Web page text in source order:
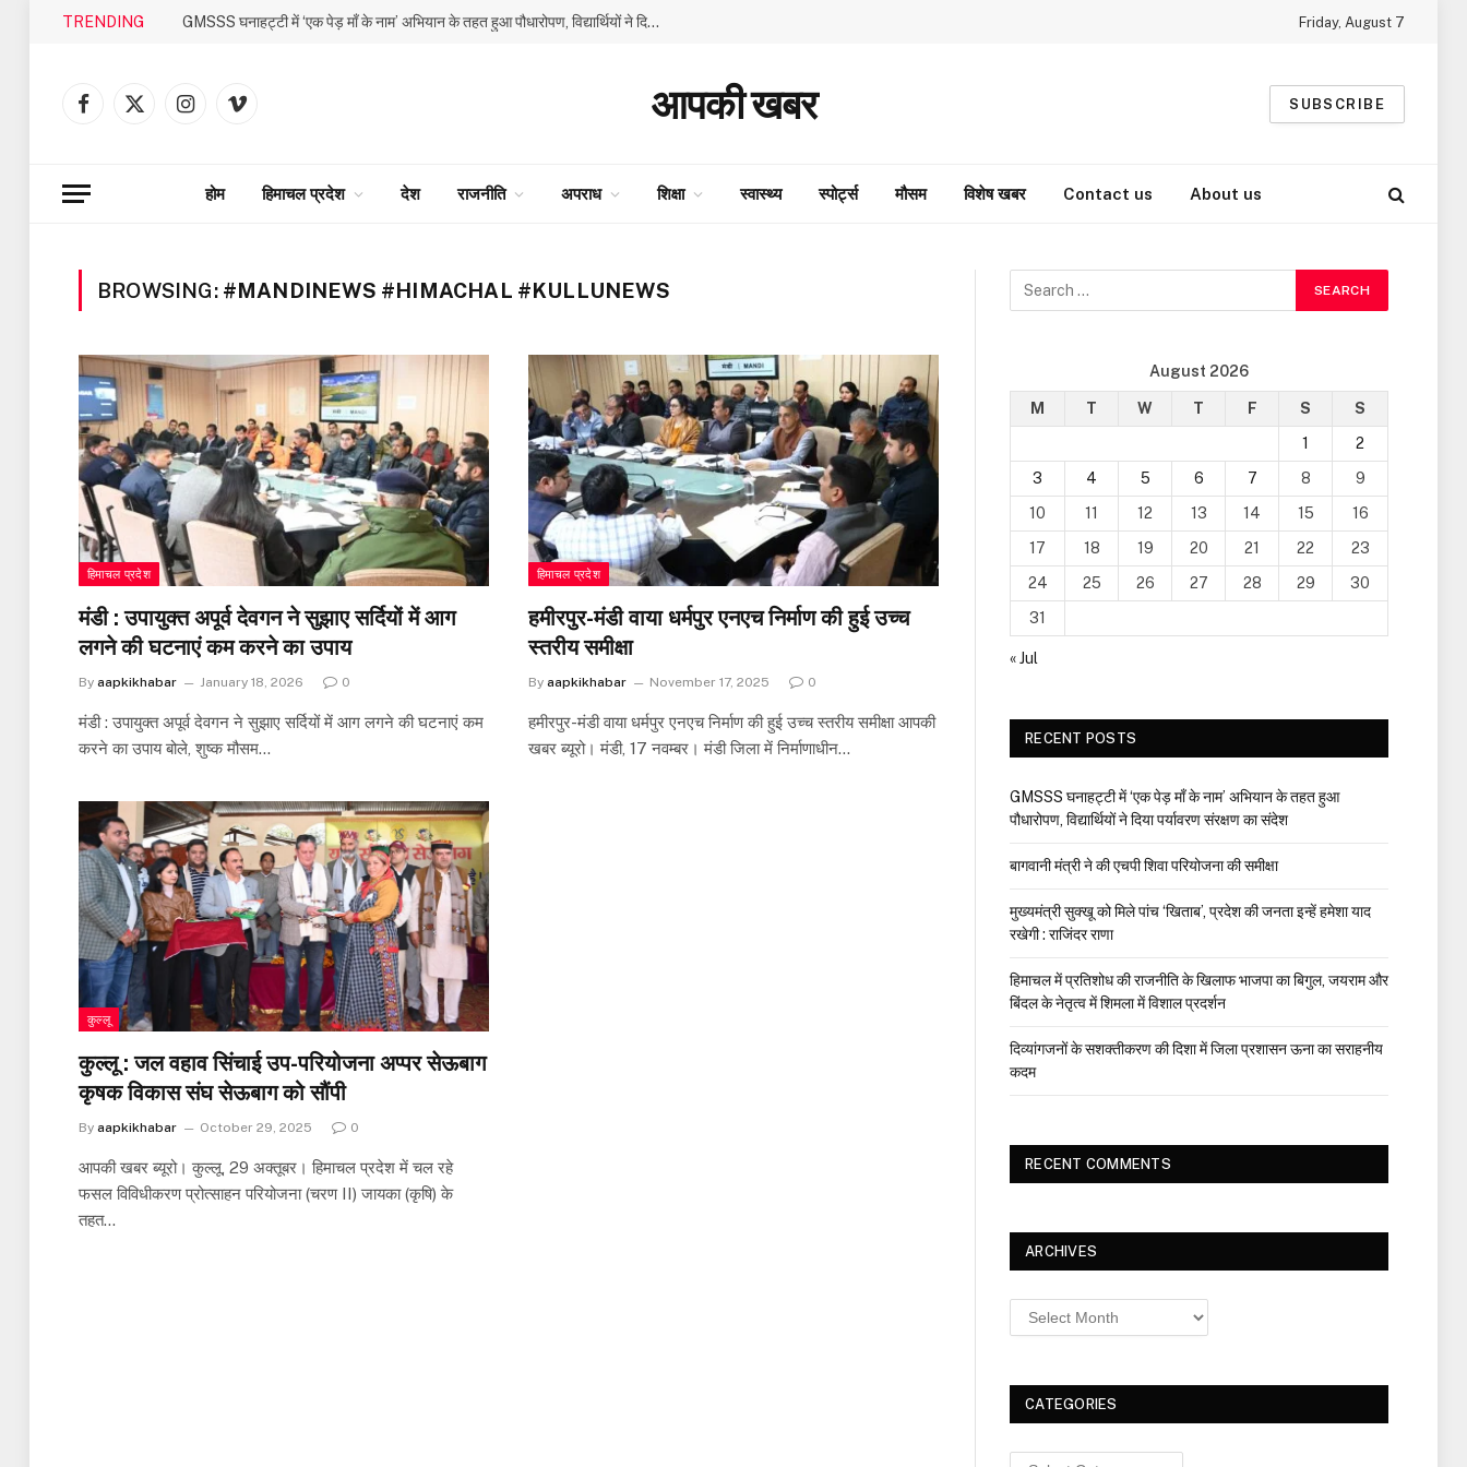
TRENDING GMSSS घनाहट्टी में ‘एक पेड़ माँ के नाम’ अभियान के तहत हुआ पौधारोपण, विद्यार्थियों ने दिया पर्यावरण संरक्षण का संदेश Friday, August 7
Facebook
X
InstagramVimeo आपकी खबर SUBSCRIBE
होम हिमाचल प्रदेश देश राजनीति अपराध शिक्षा स्वास्थ्य स्पोर्ट्स मौसम विशेष खबर Contact us About us
BROWSING: #MANDINEWS #HIMACHAL #KULLUNEWS
हिमाचल प्रदेश
मंडी : उपायुक्त अपूर्व देवगन ने सुझाए सर्दियों में आग
लगने की घटनाएं कम करने का उपाय
By aapkikhabar January 18, 2026 0
मंडी : उपायुक्त अपूर्व देवगन ने सुझाए सर्दियों में आग लगने की घटनाएं कम
करने का उपाय बोले, शुष्क मौसम…
हिमाचल प्रदेश
हमीरपुर-मंडी वाया धर्मपुर एनएच निर्माण की हुई उच्च
स्तरीय समीक्षा
By aapkikhabar November 17, 2025 0
हमीरपुर-मंडी वाया धर्मपुर एनएच निर्माण की हुई उच्च स्तरीय समीक्षा आपकी
खबर ब्यूरो। मंडी, 17 नवम्बर। मंडी जिला में निर्माणाधीन…
कुल्लू
कुल्लू : जल वहाव सिंचाई उप-परियोजना अप्पर सेऊबाग
कृषक विकास संघ सेऊबाग को सौंपी
By aapkikhabar October 29, 2025 0
आपकी खबर ब्यूरो। कुल्लू, 29 अक्तूबर। हिमाचल प्रदेश में चल रहे
फसल विविधीकरण प्रोत्साहन परियोजना (चरण II) जायका (कृषि) के
तहत…
August 2026
M T W T F S
S
1
2
3
4 5 6 7 8
9
10
11 12 13 14 15
16
17
18 19 20 21 22
23
24
25 26 27 28 29
30
31
« Jul
RECENT POSTS
GMSSS घनाहट्टी में ‘एक पेड़ माँ के नाम’ अभियान के तहत हुआ
पौधारोपण, विद्यार्थियों ने दिया पर्यावरण संरक्षण का संदेश
बागवानी मंत्री ने की एचपी शिवा परियोजना की समीक्षा
मुख्यमंत्री सुक्खू को मिले पांच ‘खिताब’, प्रदेश की जनता इन्हें हमेशा याद
रखेगी : राजिंदर राणा
हिमाचल में प्रतिशोध की राजनीति के खिलाफ भाजपा का बिगुल, जयराम और
बिंदल के नेतृत्व में शिमला में विशाल प्रदर्शन
दिव्यांगजनों के सशक्तीकरण की दिशा में जिला प्रशासन ऊना का सराहनीय
कदम
RECENT COMMENTS
ARCHIVES
Archives
CATEGORIES
Categories